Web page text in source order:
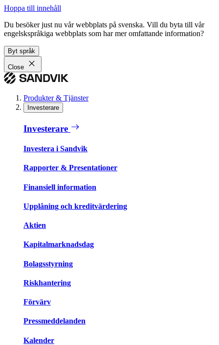
Hoppa till innehåll
Du besöker just nu vår webbplats på svenska. Vill du byta till vår
engelskspråkiga webbplats som har mer omfattande information?
Byt språk
Close
Produkter & Tjänster
Investerare
Investerare
Investera i Sandvik
Rapporter & Presentationer
Finansiell information
Upplåning och kreditvärdering
Aktien
Kapitalmarknadsdag
Bolagsstyrning
Riskhantering
Förvärv
Pressmeddelanden
Kalender